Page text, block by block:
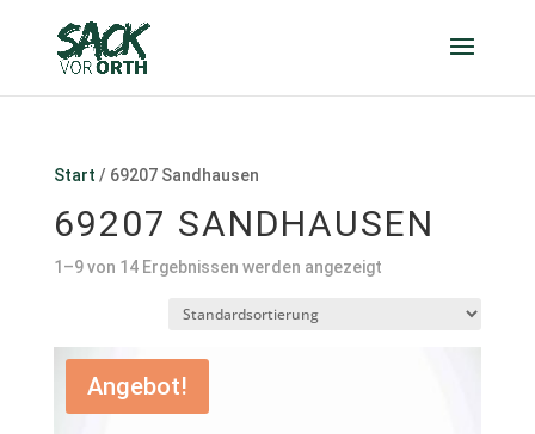
Start / 69207 Sandhausen
69207 SANDHAUSEN
1–9 von 14 Ergebnissen werden angezeigt
Angebot!